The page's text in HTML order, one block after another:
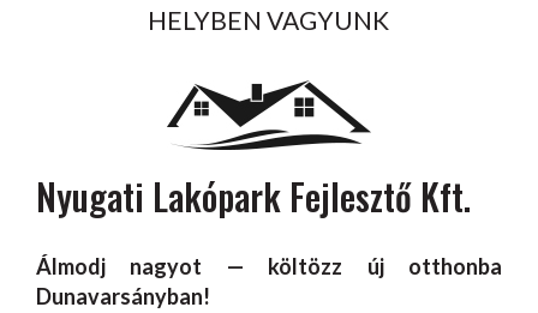
HELYBEN VAGYUNK
Nyugati Lakópark Fejlesztő Kft.
Álmodj nagyot — költözz új otthonba
Dunavarsányban!